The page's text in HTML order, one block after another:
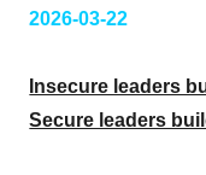
2026-03-22
Insecure leaders
Secure leaders